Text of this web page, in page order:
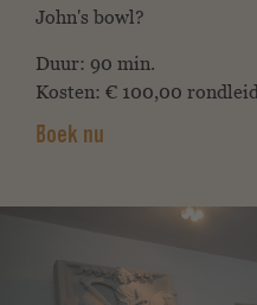
John's bowl?
Duur: 90 min.
Kosten: € 100,00
Boek nu